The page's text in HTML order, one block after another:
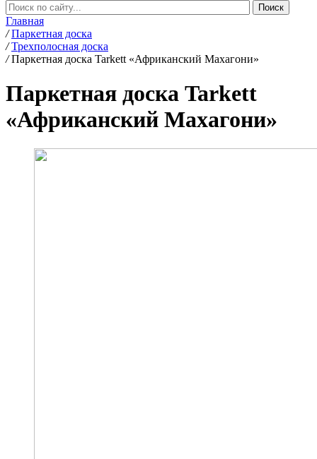
Главная
/ Паркетная доска
/ Трехполосная доска
/ Паркетная доска Tarkett «Африканский Махагони»
Паркетная доска Tarkett
«Африканский Махагони»